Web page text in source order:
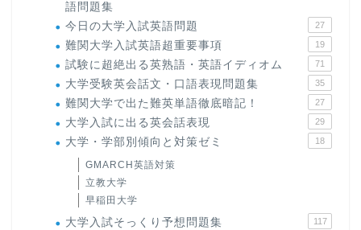
語問題集
今日の大学入試英語問題 27
難関大学入試英語超重要事項 19
試験に超絶出る英熟語・英語イディオム 71
大学受験英会話文・口語表現問題集 35
難関大学で出た難英単語徹底暗記！ 27
大学入試に出る英会話表現 29
大学・学部別傾向と対策ゼミ 18
GMARCH英語対策
立教大学
早稲田大学
大学入試そっくり予想問題集 117